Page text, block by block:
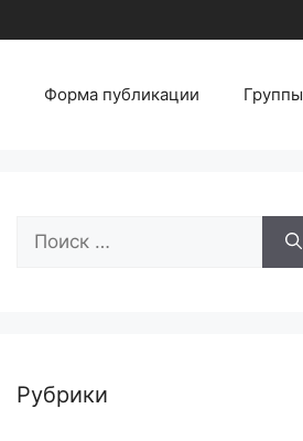
Форма публикации Группы
Поиск:
Рубрики